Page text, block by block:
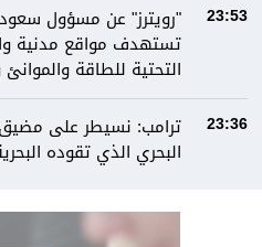
23:53
"رويترز" عن مسؤول
تستهدف مواقع مدنية
التحتية للطاقة
23:36
ترامب: نسيطر على مضيق
البحري الذي تقوده